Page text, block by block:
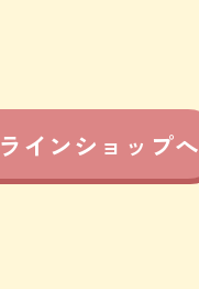
インショップへ